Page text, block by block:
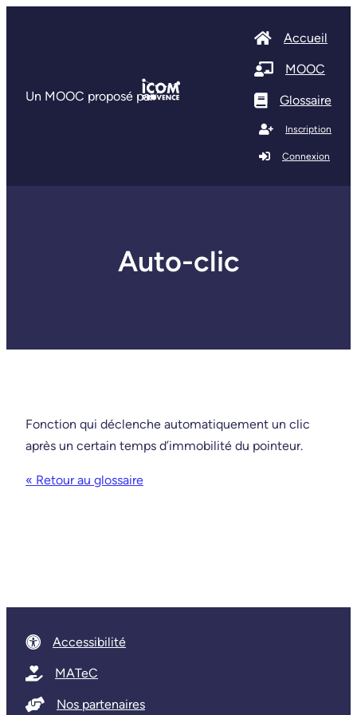
Un MOOC proposé par
Accueil
MOOC
Glossaire
Inscription
Connexion
Auto-clic
Fonction qui déclenche automatiquement un clic
après un certain temps d’immobilité du pointeur.
« Retour au glossaire
Accessibilité
MATeC
Nos partenaires